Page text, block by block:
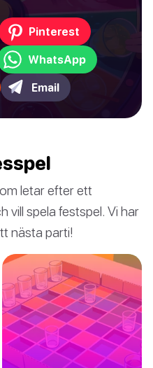
Pinterest
WhatsApp
Email
letar efter ett
vill spela festspel. Vi har
nästa parti!